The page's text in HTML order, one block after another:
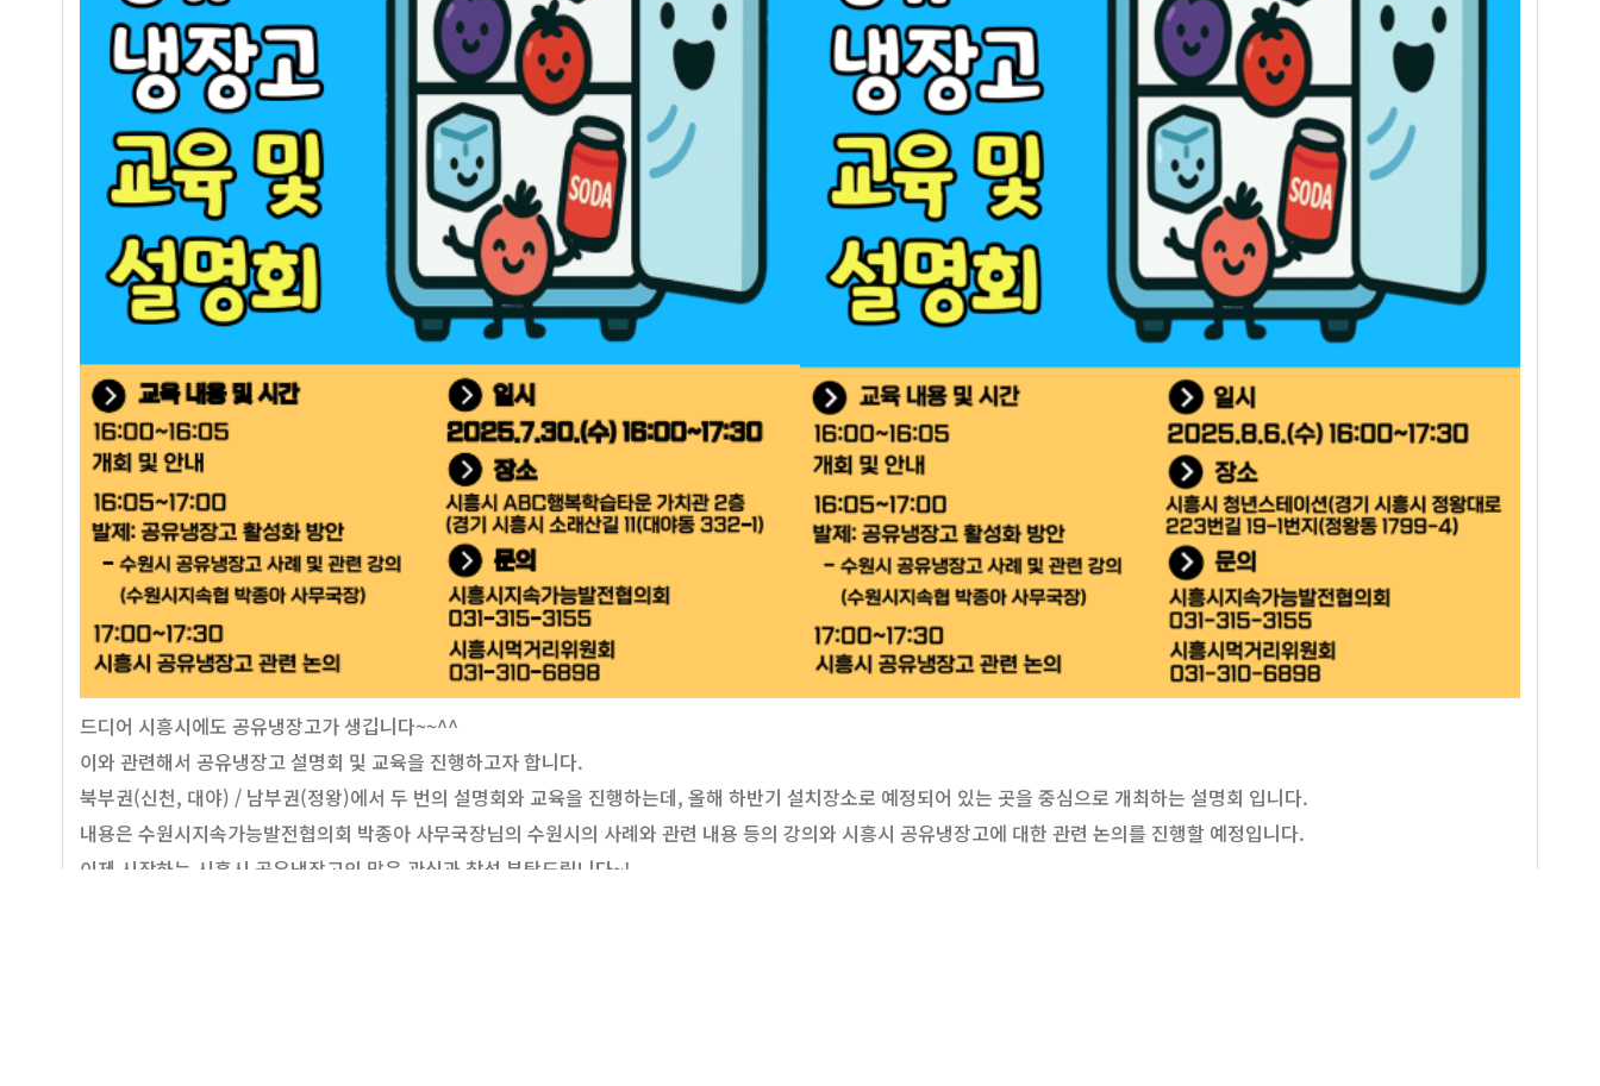
드디어 시흥시에도 공유냉장고가 생깁니다~~^^
이와 관련해서 공유냉장고 설명회 및 교육을 진행하고자 합니다.
북부권(신천, 대야) / 남부권(정왕)에서 두 번의 설명회와 교육을 진행하는데, 올해 하반기 설치장소로 예정되어 있는 곳을 중심으로 개최하는 설명회 입니다.
내용은 수원시지속가능발전협의회 박종아 사무국장님의 수원시의 사례와 관련 내용 등의 강의와 시흥시 공유냉장고에 대한 관련 논의를 진행할 예정입니다.
이제 시작하는 시흥시 공유냉장고의 많은 관심과 참석 부탁드립니다~!